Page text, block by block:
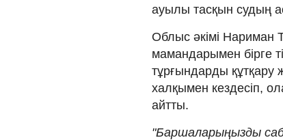
ауылы тасқын судың
Облыс әкімі Нариман
мамандарымен бірге
тұрғындарды құтқару
халқымен кездесіп,
айтты.
"Баршаларыңызды